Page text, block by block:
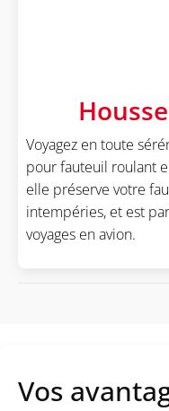
Voyagez en toute
pour fauteuil roulant
elle préserve votre
intempéries, et est
voyages en avion.
Vos